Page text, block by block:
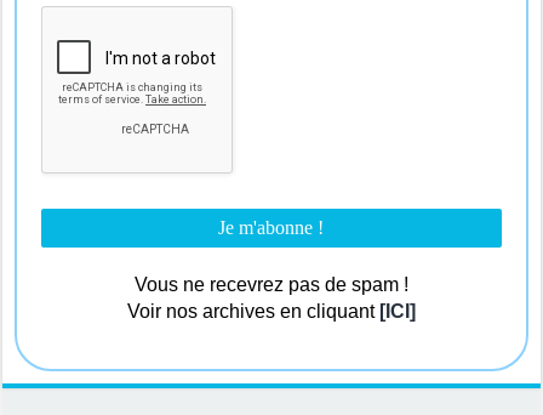
Vous ne recevrez pas de spam !
Voir nos archives en cliquant [ICI]